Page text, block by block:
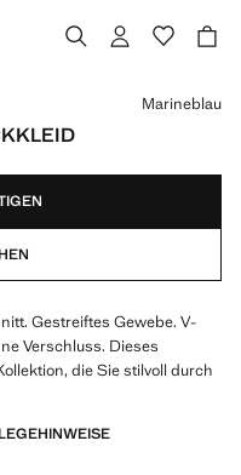
]
Marineblau
Gestreiftes Gewebe. V-
Verschluss. Dieses
die Sie stilvoll durch